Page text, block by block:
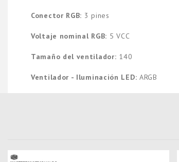
Conector RGB: 3 pines
Voltaje nominal RGB: 5 VCC
Tamaño del ventilador: 140
Ventilador - Iluminación LED: ARGB